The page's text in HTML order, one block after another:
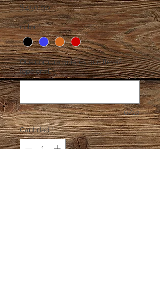
$450.00Precio
color *
Qué nombre quieres que lleve?
(opcional)
0/10
Cantidad *